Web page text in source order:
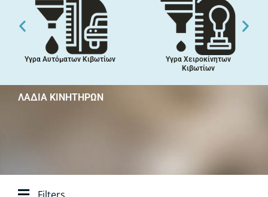
Υγρα Αυτόματων Κιβωτίων
Υγρα Χειροκίνητων
Κιβωτίων
ΛΆΔΙΑ ΚΙΝΗΤΉΡΩΝ